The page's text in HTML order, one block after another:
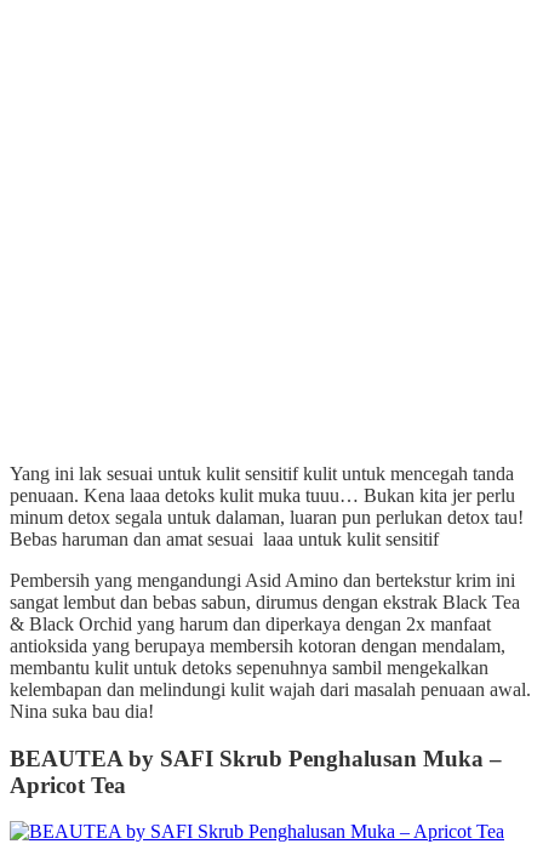
Yang ini lak sesuai untuk kulit sensitif kulit untuk mencegah tanda
penuaan. Kena laaa detoks kulit muka tuuu… Bukan kita jer perlu
minum detox segala untuk dalaman, luaran pun perlukan detox tau!
Bebas haruman dan amat sesuai laaa untuk kulit sensitif
Pembersih yang mengandungi Asid Amino dan bertekstur krim ini
sangat lembut dan bebas sabun, dirumus dengan ekstrak Black Tea
& Black Orchid yang harum dan diperkaya dengan 2x manfaat
antioksida yang berupaya membersih kotoran dengan mendalam,
membantu kulit untuk detoks sepenuhnya sambil mengekalkan
kelembapan dan melindungi kulit wajah dari masalah penuaan awal.
Nina suka bau dia!
BEAUTEA by SAFI Skrub Penghalusan Muka –
Apricot Tea